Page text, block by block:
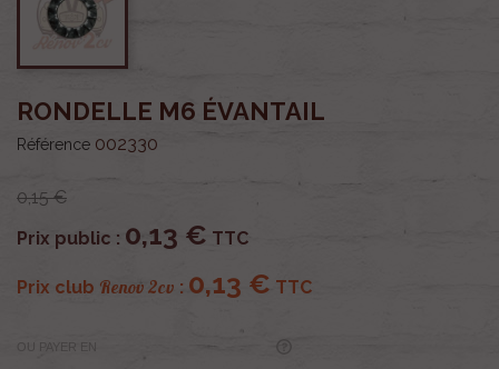
RONDELLE M6 ÉVANTAIL
Référence 002330
0,15 €
Prix public : 0,13 € TTC
Prix club Renov 2cv : 0,13 € TTC